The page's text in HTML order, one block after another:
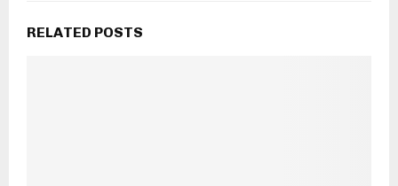
RELATED POSTS